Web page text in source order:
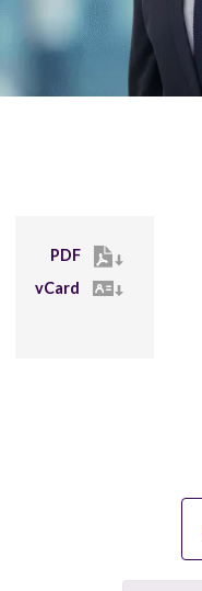
PDF
vCard